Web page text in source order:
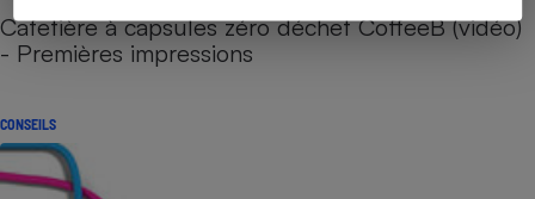
Cafetière à capsules zéro déchet CoffeeB (vidéo)
- Premières impressions
CONSEILS